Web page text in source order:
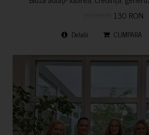
130 RON
Detalii CUMPARA